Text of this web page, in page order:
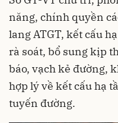
năng, chính quyền
lang ATGT, kết cấu
rà soát, bổ sung kịp
báo, vạch kẻ đường,
hợp lý về kết cấu hạ
tuyến đường.